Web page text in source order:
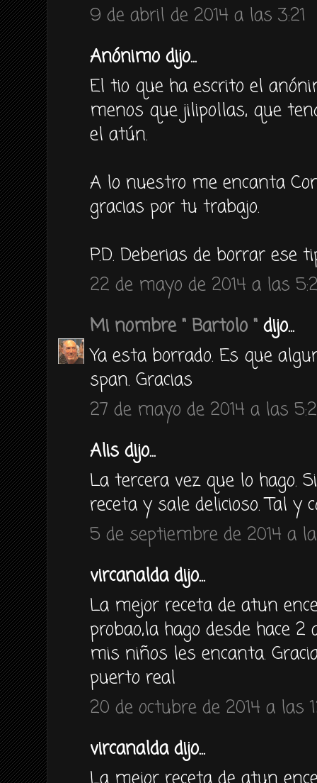
9 de abril de 2014 a las 3:21
Anónimo dijo...
El tio que ha escrito el
menos que jilipollas, que
el atún.
A lo nuestro me encanta
gracias por tu trabajo.
P.D. Deberias de borrar ese
22 de mayo de 2014 a las
Mi nombre " Bartolo " dijo...
Ya esta borrado. Es que
span. Gracias
27 de mayo de 2014 a las
Alis dijo...
La tercera vez que lo hago.
receta y sale delicioso. Tal y
5 de septiembre de 2014 a
vircanalda dijo...
La mejor receta de atun
probao,la hago desde hace
mis niños les encanta.
puerto real
20 de octubre de 2014 a las
vircanalda dijo...